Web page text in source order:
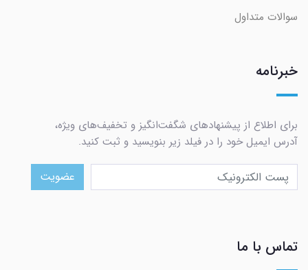
سوالات متداول
خبرنامه
برای اطلاع از پیشنهادهای شگفت‌انگیز و تخفیف‌های ویژه،
آدرس ایمیل خود را در فیلد زیر بنویسید و ثبت کنید.
عضویت
تماس با ما